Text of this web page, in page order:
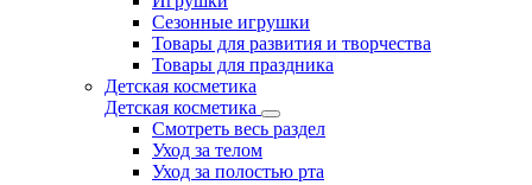
Сезонные игрушки
Товары для развития и творчества
Товары для праздника
Детская косметика
Детская косметика
Смотреть весь раздел
Уход за телом
Уход за полостью рта